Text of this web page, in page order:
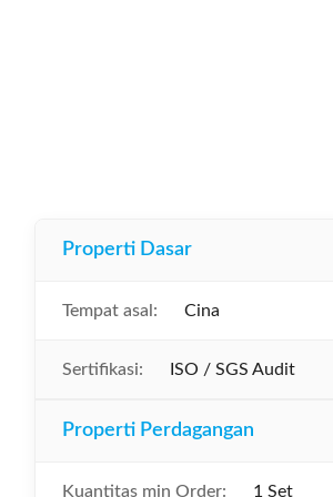
Properti Dasar
Tempat asal: Cina
Sertifikasi: ISO / SGS Audit
Properti Perdagangan
Kuantitas min Order: 1 Set